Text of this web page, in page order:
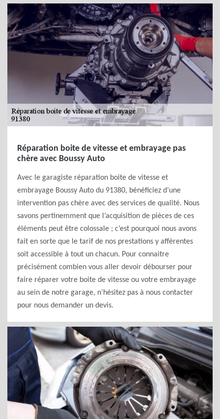
Réparation boite de vitesse et embrayage pas
chère avec Boussy Auto
Avec le garagiste réparation boite de vitesse et
embrayage Boussy Auto du 91380, bénéficiez d’une
intervention pas chère avec des services de qualité. Nous
savons pertinemment que l’acquisition de pièces de ces
éléments peut être colossale ; c’est pourquoi nous avons
fait en sorte que le tarif de nos prestations y afférentes
soit accessible à tout un chacun. Pour connaitre
précisément combien vous aller devoir débourser pour
faire réparer votre boite de vitesse ou votre embrayage
au sein de notre garage, n’hésitez pas à nous contacter
pour nous demander un devis.